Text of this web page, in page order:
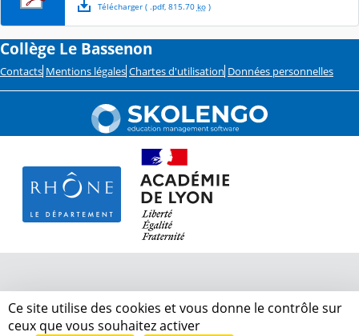
Télécharger( .pdf, 815.70 ko)
Collège Le Bassenon
Contacts Mentions légales Chartes d'utilisation Données personnelles
Ce site utilise des cookies et vous donne le contrôle sur
ceux que vous souhaitez activer